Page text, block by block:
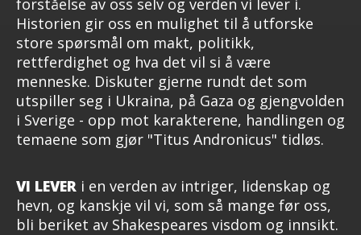
forståelse av oss selv og verden vi lever i.
Historien gir oss en mulighet til å utforske
store spørsmål om makt, politikk,
rettferdighet og hva det vil si å være
menneske. Diskuter gjerne rundt det som
utspiller seg i Ukraina, på Gaza og gjengvolden
i Sverige - opp mot karakterene, handlingen og
temaene som gjør "Titus Andronicus" tidløs.
VI LEVER i en verden av intriger, lidenskap og
hevn, og kanskje vil vi, som så mange før oss,
bli beriket av Shakespeares visdom og innsikt.